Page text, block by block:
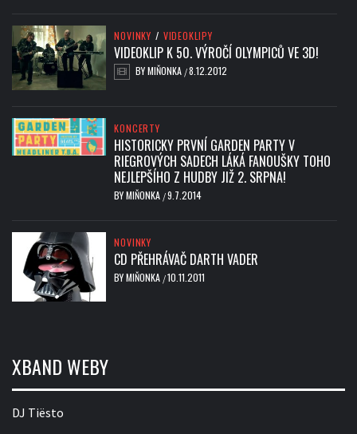
NOVINKY / VIDEOKLIPY
VIDEOKLIP K 50. VÝROČÍ OLYMPICŮ VE 3D!
BYMIŇONKA /8.12.2012
KONCERTY
HISTORICKY PRVNÍ GARDEN PARTY V
RIEGROVÝCH SADECH LÁKÁ FANOUŠKY TOHO
NEJLEPŠÍHO Z HUDBY JIŽ 2. SRPNA!
BYMIŇONKA /9.7.2014
NOVINKY
CD PŘEHRÁVAČ DARTH VADER
BYMIŇONKA /10.11.2011
XBAND WEBY
DJ Tiësto